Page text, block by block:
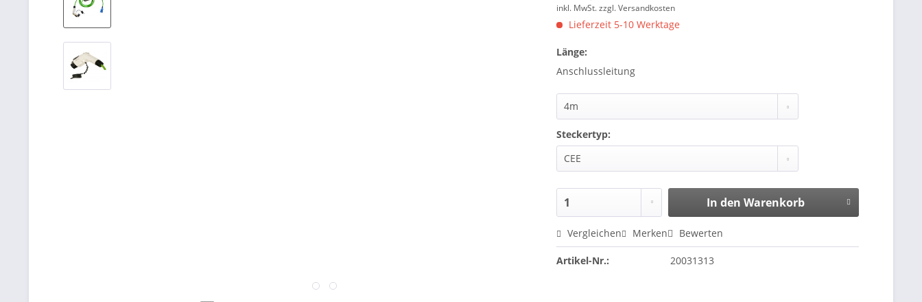
inkl. MwSt.zzgl. Versandkosten
Lieferzeit 5-10 Werktage
Länge:
Anschlussleitung
Steckertyp:
In den Warenkorb
Vergleichen Merken Bewerten
Artikel-Nr.: 20031313